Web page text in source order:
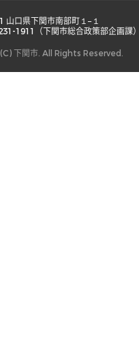
1911（下関市総合政策部企画課）
下関市. All Rights Reserved.